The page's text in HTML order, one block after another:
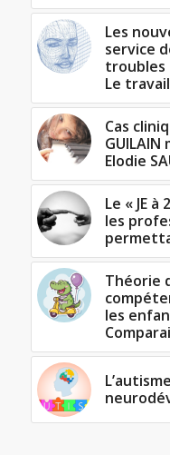
Les
service
troubles
Le
Cas
Elodie
Le « JE
les
Théorie
les